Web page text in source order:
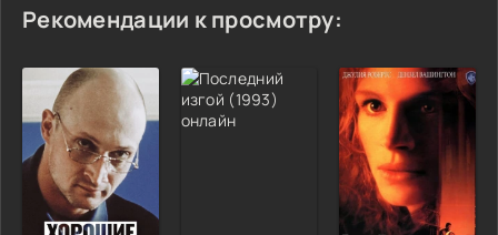
Рекомендации к просмотру: